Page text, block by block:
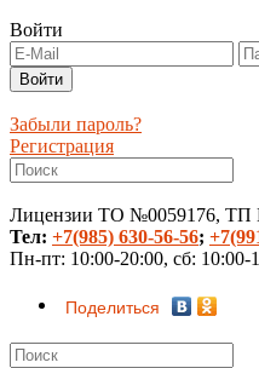
Войти
Забыли пароль?
Регистрация
Лицензии ТО №0059176, ТП
Тел: +7(985) 630-56-56;
Пн-пт: 10:00-20:00, сб: 10:00-
Поделиться